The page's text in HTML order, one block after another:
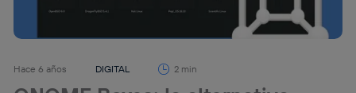
Hace 6 años DIGITAL 2 min